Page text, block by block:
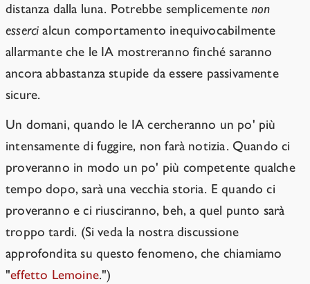
distanza dalla luna. Potrebbe semplicementenon
esserci alcun comportamento inequivocabilmente
allarmante che le IA mostreranno finché saranno
ancora abbastanza stupide da essere passivamente
sicure.
Un domani, quando le IA cercheranno un po' più
intensamente di fuggire, non farà notizia. Quando ci
proveranno in modo un po' più competente qualche
tempo dopo, sarà una vecchia storia. E quando ci
proveranno e ci riusciranno, beh, a quel punto sarà
troppo tardi. (Si veda la nostra discussione
approfondita su questo fenomeno, che chiamiamo
"effetto Lemoine.")